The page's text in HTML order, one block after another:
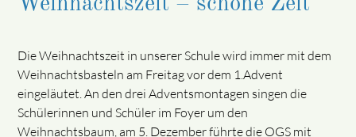
Die Weihnachtszeit in unserer Schule wird immer mit dem
Weihnachtsbasteln am Freitag vor dem 1.Advent
eingeläutet. An den drei Adventsmontagen singen die
Schülerinnen und Schüler im Foyer um den
Weihnachtsbaum, am 5. Dezember führte die OGS mit